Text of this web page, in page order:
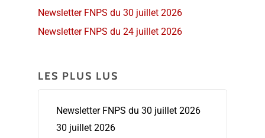
Newsletter FNPS du 30 juillet 2026
Newsletter FNPS du 24 juillet 2026
LES PLUS LUS
Newsletter FNPS du 30 juillet 2026
30 juillet 2026